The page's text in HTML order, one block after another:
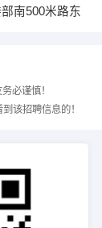
南500米路东
必谨慎！
该招聘信息的！